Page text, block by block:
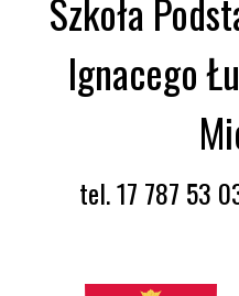
Szkoła
Ignacego
tel. 17 787 53